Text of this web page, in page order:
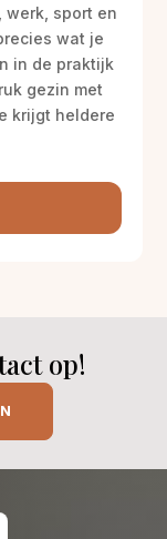
werk, sport en
wat je
in de praktijk
gezin met
krijgt heldere
op!